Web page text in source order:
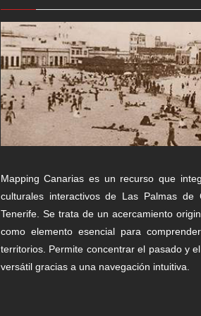
Mapping Canarias es un recurso que
culturales interactivos de Las Palmas
Tenerife. Se trata de un acercamiento
como elemento esencial para
territorios. Permite concentrar el pasado y
versátil gracias a una navegación intuitiva.